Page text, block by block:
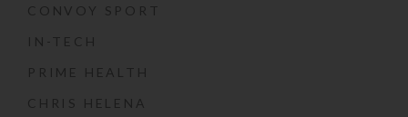
CONVOY SPORT
IN-TECH
PRIME HEALTH
CHRIS HELENA